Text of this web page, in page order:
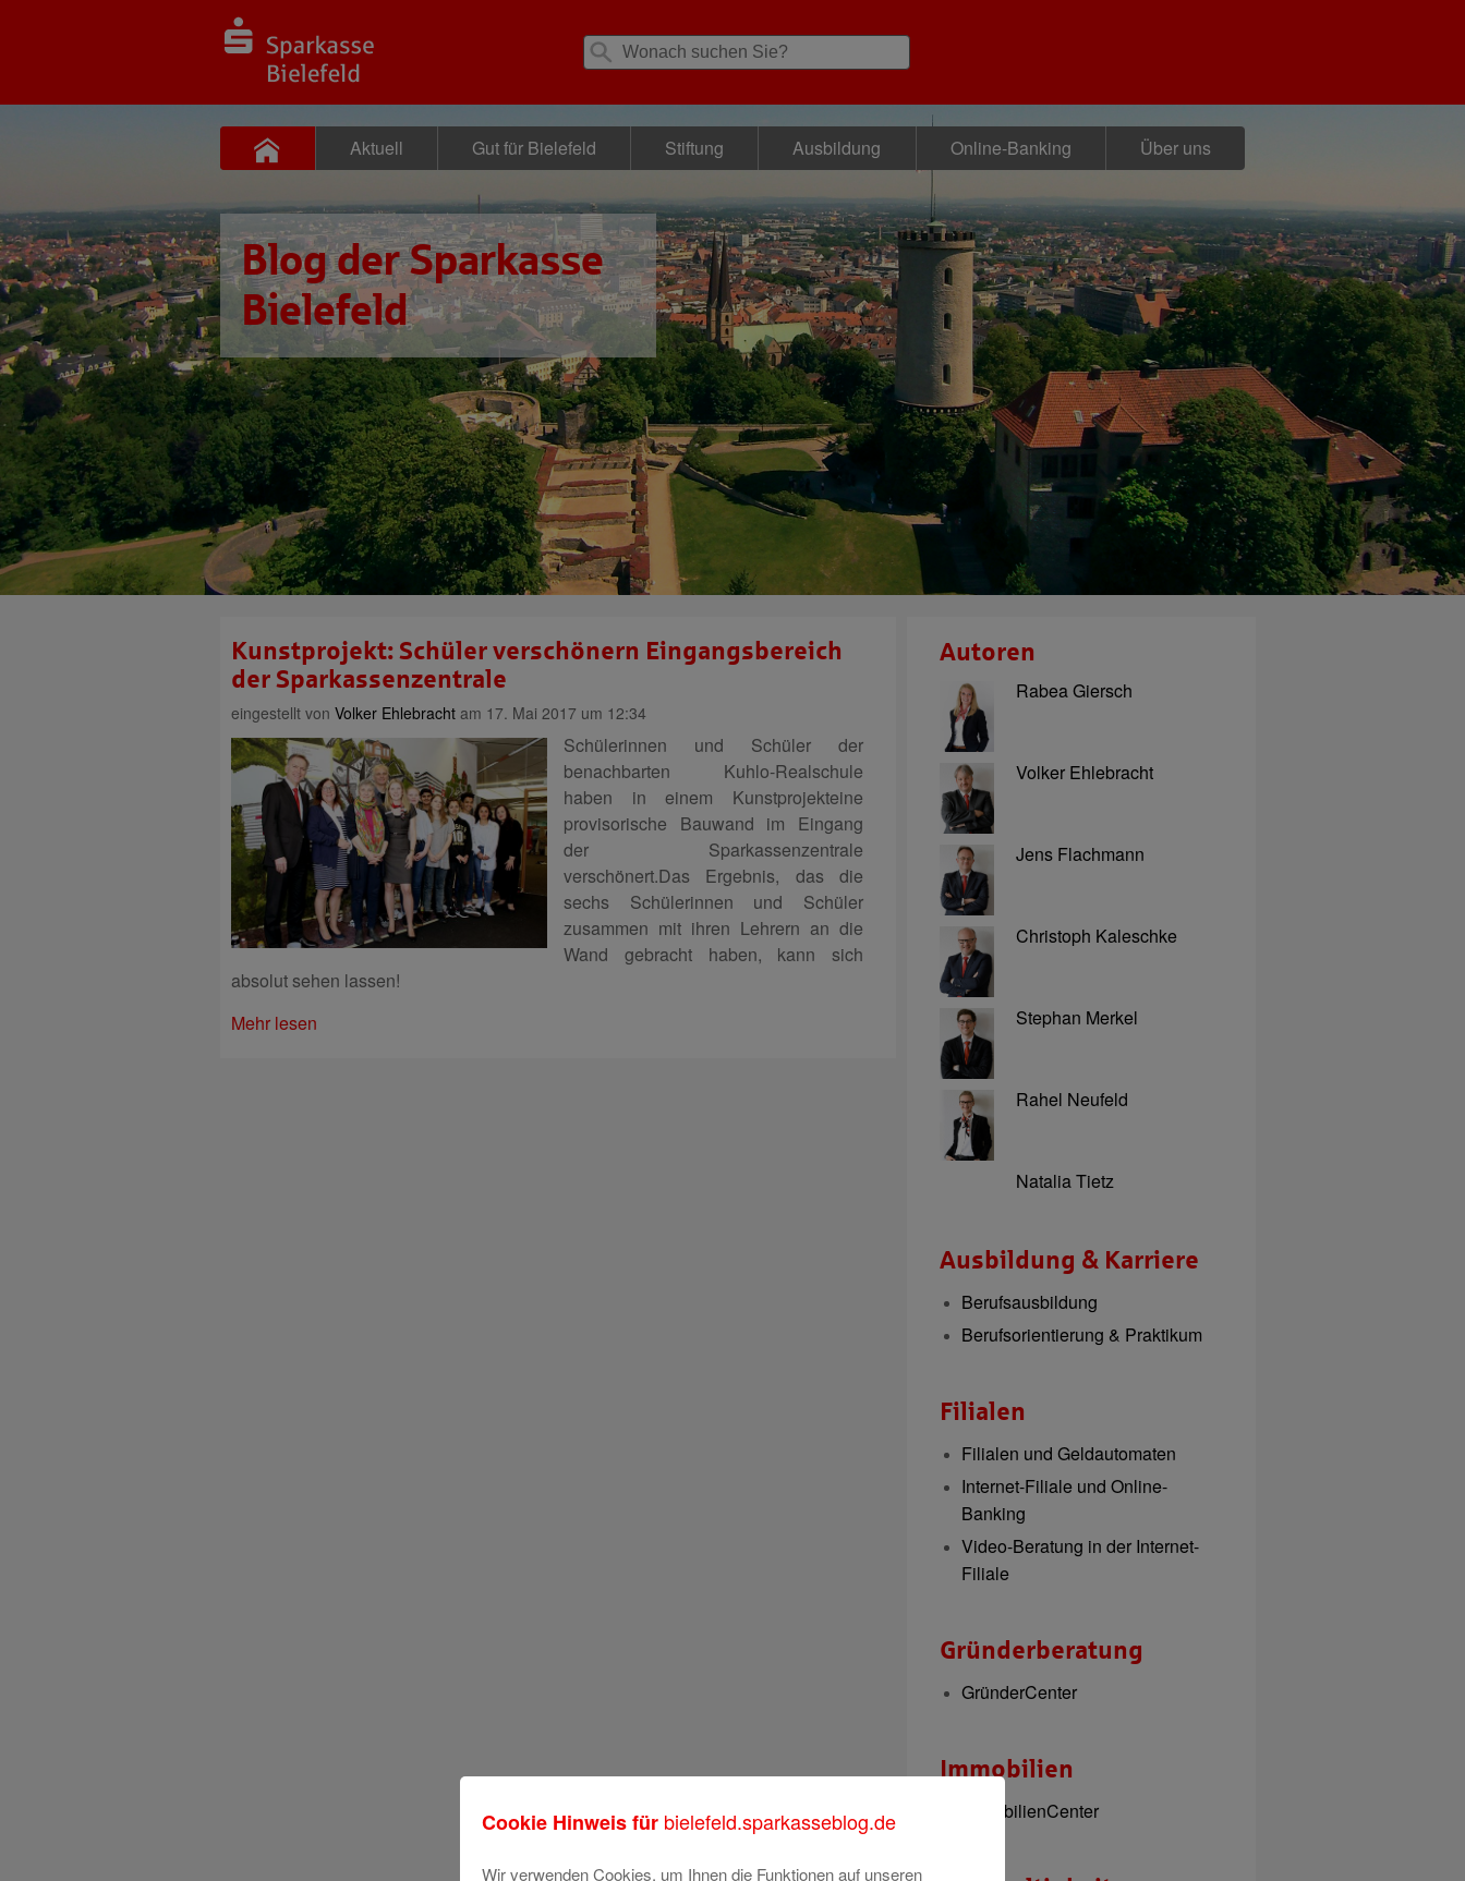
Aktuell Gut für Bielefeld Stiftung Ausbildung Online-Banking Über uns
Blog der Sparkasse
Bielefeld
Kunstprojekt: Schüler verschönern Eingangsbereich
der Sparkassenzentrale
eingestellt von Volker Ehlebracht am 17. Mai 2017 um 12:34
Schülerinnen und Schüler der
benachbarten Kuhlo-Realschule
haben in einem Kunstprojekteine
provisorische Bauwand im Eingang
der Sparkassenzentrale
verschönert.Das Ergebnis, das die
sechs Schülerinnen und Schüler
zusammen mit ihren Lehrern an die
Wand gebracht haben, kann sich
absolut sehen lassen!
Mehr lesen
Autoren
Rabea Giersch
Volker Ehlebracht
Jens Flachmann
Christoph Kaleschke
Stephan Merkel
Rahel Neufeld
Natalia Tietz
Ausbildung & Karriere
Berufsausbildung
Berufsorientierung & Praktikum
Filialen
Filialen und Geldautomaten
Internet-Filiale und Online-
Banking
Video-Beratung in der Internet-
Filiale
Gründerberatung
GründerCenter
Immobilien
ImmobilienCenter
Cookie Hinweis für bielefeld.sparkasseblog.de
Wir verwenden Cookies, um Ihnen die Funktionen auf unseren